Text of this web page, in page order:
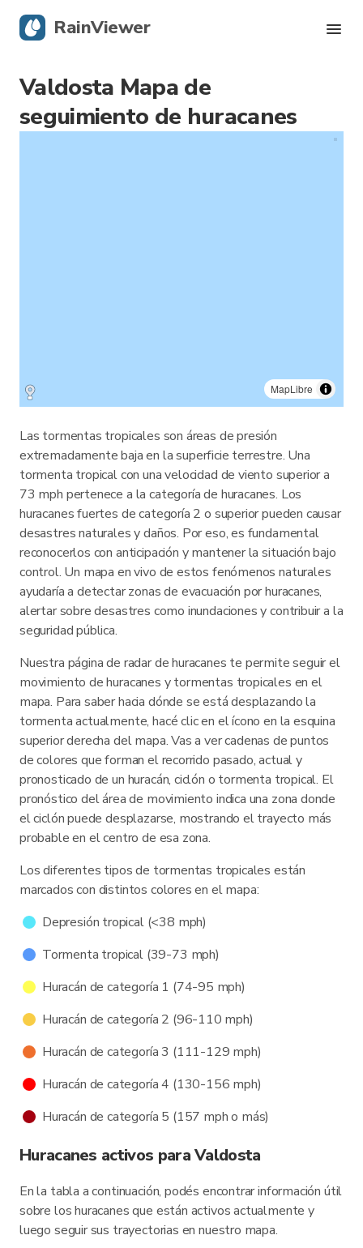
Valdosta Mapa de
seguimiento de huracanes
MapLibre
Las tormentas tropicales son áreas de presión
extremadamente baja en la superficie terrestre. Una
tormenta tropical con una velocidad de viento superior a
73 mph pertenece a la categoría de huracanes. Los
huracanes fuertes de categoría 2 o superior pueden causar
desastres naturales y daños. Por eso, es fundamental
reconocerlos con anticipación y mantener la situación bajo
control. Un mapa en vivo de estos fenómenos naturales
ayudaría a detectar zonas de evacuación por huracanes,
alertar sobre desastres como inundaciones y contribuir a la
seguridad pública.
Nuestra página de radar de huracanes te permite seguir el
movimiento de huracanes y tormentas tropicales en el
mapa. Para saber hacia dónde se está desplazando la
tormenta actualmente, hacé clic en el ícono en la esquina
superior derecha del mapa. Vas a ver cadenas de puntos
de colores que forman el recorrido pasado, actual y
pronosticado de un huracán, ciclón o tormenta tropical. El
pronóstico del área de movimiento indica una zona donde
el ciclón puede desplazarse, mostrando el trayecto más
probable en el centro de esa zona.
Los diferentes tipos de tormentas tropicales están
marcados con distintos colores en el mapa:
Depresión tropical (<38 mph)
Tormenta tropical (39-73 mph)
Huracán de categoría 1 (74-95 mph)
Huracán de categoría 2 (96-110 mph)
Huracán de categoría 3 (111-129 mph)
Huracán de categoría 4 (130-156 mph)
Huracán de categoría 5 (157 mph o más)
Huracanes activos para Valdosta
En la tabla a continuación, podés encontrar información útil
sobre los huracanes que están activos actualmente y
luego seguir sus trayectorias en nuestro mapa.
RainViewer
Radar en vivo
Seguimiento de huracanes